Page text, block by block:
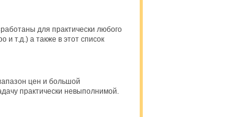
для практически любого
и т.д.) а также в этот список
цен и большой
практически невыполнимой.